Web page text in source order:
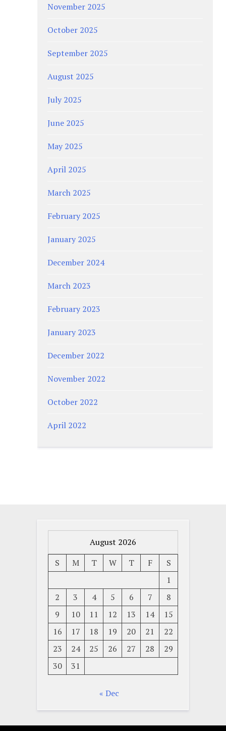
November 2025
October 2025
September 2025
August 2025
July 2025
June 2025
May 2025
April 2025
March 2025
February 2025
January 2025
December 2024
March 2023
February 2023
January 2023
December 2022
November 2022
October 2022
April 2022
August 2026
S
M T W T F
S
1
2
3 4 5 6 7
8
9
10 11 12 13 14
15
16
17 18 19 20 21
22
23
24 25 26 27 28
29
30
31
« Dec